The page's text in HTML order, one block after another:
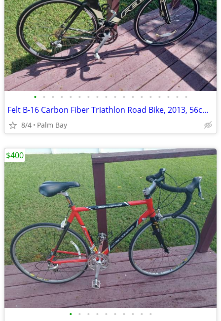
• • • • • • • • • • • • • • • • • •
Felt B-16 Carbon Fiber Triathlon Road Bike, 2013, 56cm, 20 speed, 2x10
8/4 Palm Bay
• • • • • • • • • •
$400